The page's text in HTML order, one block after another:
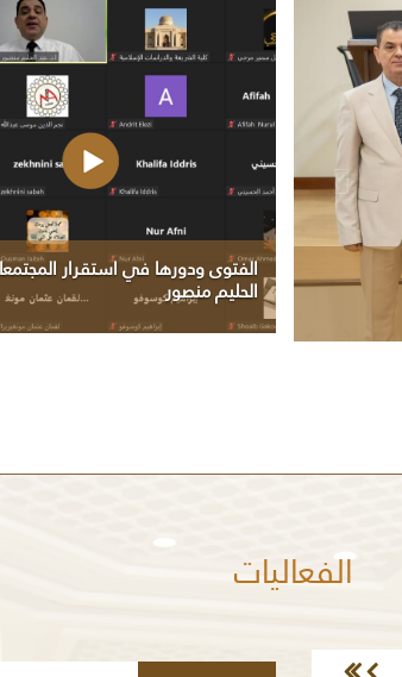
إطار
الفتوى ودورها في استقرار
الحليم منصور
الفعاليات​